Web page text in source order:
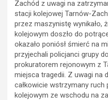
Zachód z uwagi na
stacji kolejowej Tarnów-
przez maszynistę wynikało,
kolejowym doszło do
okazało poniósł śmierć na
przyjechali policjanci grupy
prokuratorem rejonowym z
miejsca tragedii. Z uwagi na
całkowicie wstrzymany ruch
kolejowym ze wschodu na